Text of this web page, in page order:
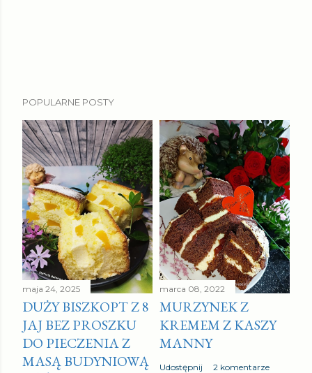
POPULARNE POSTY
maja 24, 2025
DUŻY BISZKOPT Z 8
JAJ BEZ PROSZKU
DO PIECZENIA Z
MASĄ BUDYNIOWĄ
marca 08, 2022
MURZYNEK Z
KREMEM Z KASZY
MANNY
Udostępnij 2 komentarze